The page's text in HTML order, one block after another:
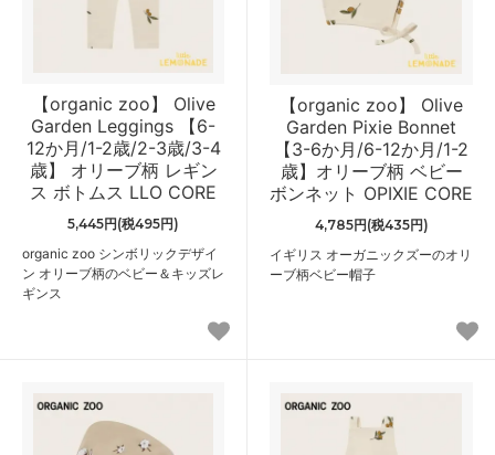
【organic zoo】 Olive
Garden Leggings 【6-
12か月/1-2歳/2-3歳/3-4
歳】 オリーブ柄 レギン
ス ボトムス LLO CORE
5,445円(税495円)
organic zoo シンボリックデザイ
ン オリーブ柄のベビー＆キッズレ
ギンス
【organic zoo】 Olive
Garden Pixie Bonnet
【3-6か月/6-12か月/1-2
歳】オリーブ柄 ベビー
ボンネット OPIXIE CORE
4,785円(税435円)
イギリス オーガニックズーのオリ
ーブ柄ベビー帽子